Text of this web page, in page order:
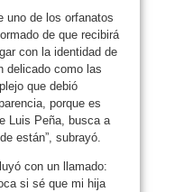
uno de los orfanatos
de que recibirá
con la identidad de
delicado como las
que debió
porque es
Luis Peña, busca a
están”, subrayó.
con un llamado:
si sé que mi hija